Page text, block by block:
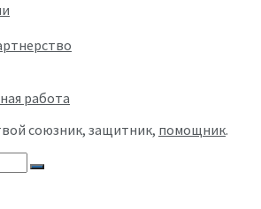
работа
союзник, защитник, помощник.